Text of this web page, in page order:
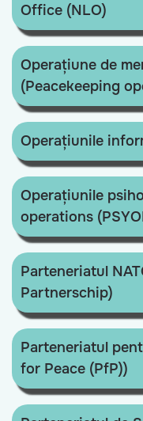
Office (NLO)
Operațiune de
(Peacekeeping
Operațiunile
Operațiunile
operations
Parteneriatul
Partnerschip)
Parteneriatul
for Peace (PfP))